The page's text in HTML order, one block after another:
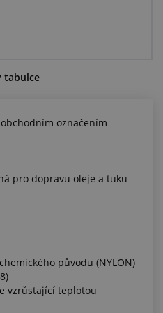
tabulce
označením
pro dopravu oleje a tuku
původu (NYLON)
vzrůstající teplotou